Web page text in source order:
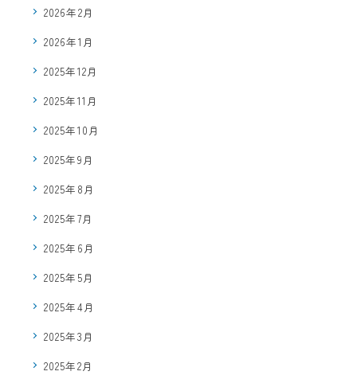
2026年2月
2026年1月
2025年12月
2025年11月
2025年10月
2025年9月
2025年8月
2025年7月
2025年6月
2025年5月
2025年4月
2025年3月
2025年2月